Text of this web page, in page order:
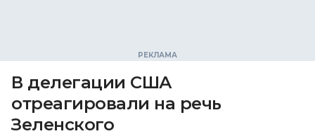
В делегации США
отреагировали на речь
Зеленского